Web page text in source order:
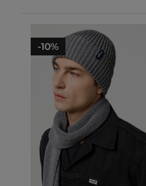
-10%